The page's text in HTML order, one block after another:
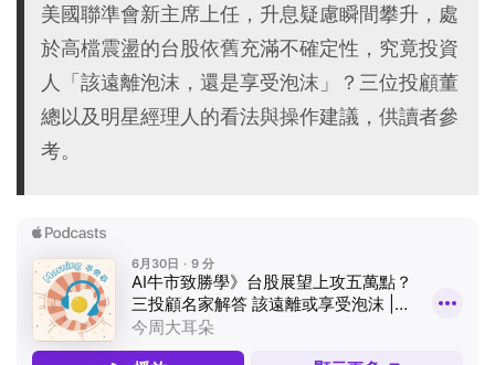
美國聯準會新主席上任，升息疑慮瞬間攀升，處
於高檔震盪的台股依舊充滿不確定性，究竟投資
人「該遠離泡沫，還是享受泡沫」？三位投顧董
總以及明星經理人的看法與操作建議，供讀者參
考。